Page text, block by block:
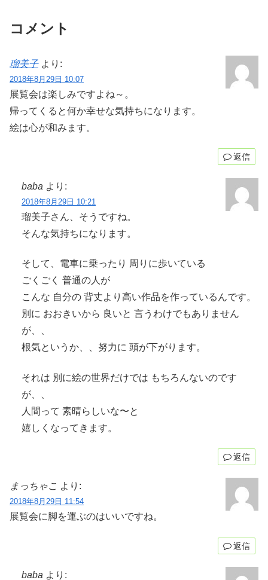
コメント
瑠美子 より:
2018年8月29日 10:07
展覧会は楽しみですよね～。
帰ってくると何か幸せな気持ちになります。
絵は心が和みます。
返信
baba より:
2018年8月29日 10:21
瑠美子さん、そうですね。
そんな気持ちになります。
そして、電車に乗ったり 周りに歩いている
ごくごく 普通の人が
こんな 自分の 背丈より高い作品を作っているんです。
別に おおきいから 良いと 言うわけでもありません
が、、
根気というか、、努力に 頭が下がります。
それは 別に絵の世界だけでは もちろんないのです
が、、
人間って 素晴らしいな〜と
嬉しくなってきます。
返信
まっちゃこ より:
2018年8月29日 11:54
展覧会に脚を運ぶのはいいですね。
返信
baba より: